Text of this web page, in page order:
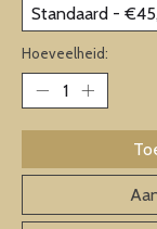
Hoeveelheid: